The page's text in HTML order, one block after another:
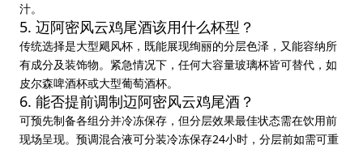
汁。
5. 迈阿密风云鸡尾酒该用什么杯型？
传统选择是大型飓风杯，既能展现绚丽的分层色泽，又能容纳所
有成分及装饰物。紧急情况下，任何大容量玻璃杯皆可替代，如
皮尔森啤酒杯或大型葡萄酒杯。
6. 能否提前调制迈阿密风云鸡尾酒？
可预先制备各组分并冷冻保存，但分层效果最佳状态需在饮用前
现场呈现。预调混合液可分装冷冻保存24小时，分层前如需可重